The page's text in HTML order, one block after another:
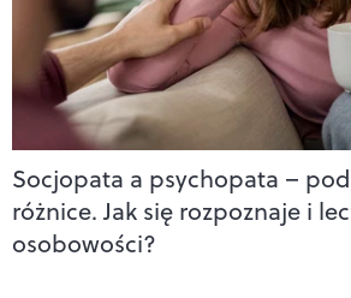
Socjopata a psychopata –
różnice. Jak się rozpoznaje i
osobowości?